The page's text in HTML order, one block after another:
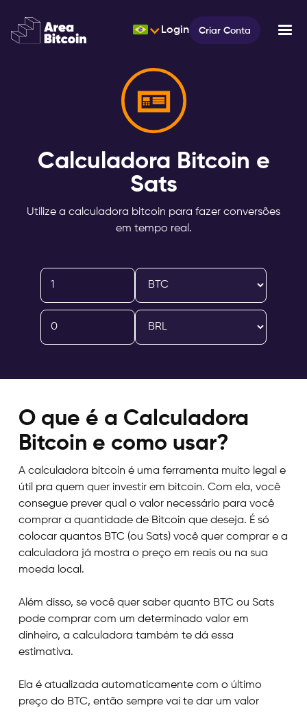
Login Criar Conta
Calculadora Bitcoin e
Sats
Utilize a calculadora bitcoin para fazer conversões
em tempo real.
O que é a Calculadora
Bitcoin e como usar?
A calculadora bitcoin é uma ferramenta muito legal e
útil pra quem quer investir em bitcoin. Com ela, você
consegue prever qual o valor necessário para você
comprar a quantidade de Bitcoin que deseja. É só
colocar quantos BTC (ou Sats) você quer comprar e a
calculadora já mostra o preço em reais ou na sua
moeda local.
Além disso, se você quer saber quanto BTC ou Sats
pode comprar com um determinado valor em
dinheiro, a calculadora também te dá essa
estimativa.
Ela é atualizada automaticamente com o último
preço do BTC, então sempre vai te dar um valor